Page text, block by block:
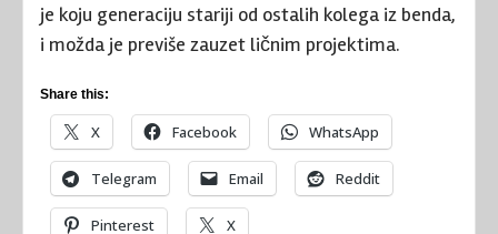
je koju generaciju stariji od ostalih kolega iz benda,
i možda je previše zauzet ličnim projektima.
Share this:
X Facebook WhatsApp
Telegram Email Reddit
Pinterest X